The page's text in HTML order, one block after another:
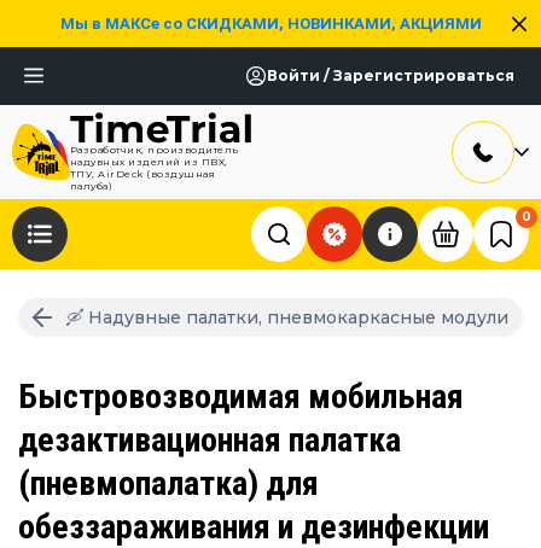
Мы в МАКСе со СКИДКАМИ, НОВИНКАМИ, АКЦИЯМИ
Войти / Зарегистрироваться
Разработчик, производитель
надувных изделий из ПВХ,
ТПУ, AirDeck (воздушная
палуба)
0
🛶 Надувные палатки, пневмокаркасные модули
Быстровозводимая мобильная
дезактивационная палатка
(пневмопалатка) для
обеззараживания и дезинфекции